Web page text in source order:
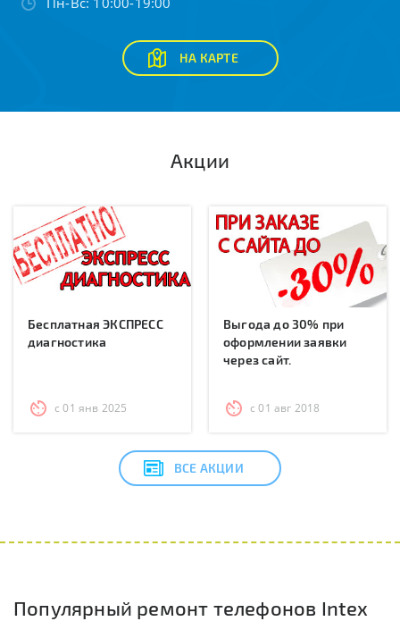
НА КАРТЕ
Акции
Бесплатная ЭКСПРЕСС
диагностика
с 01 янв 2025
Выгода до 30% при
оформлении заявки
через сайт.
с 01 авг 2018
ВСЕ АКЦИИ
Популярный ремонт телефонов Intex